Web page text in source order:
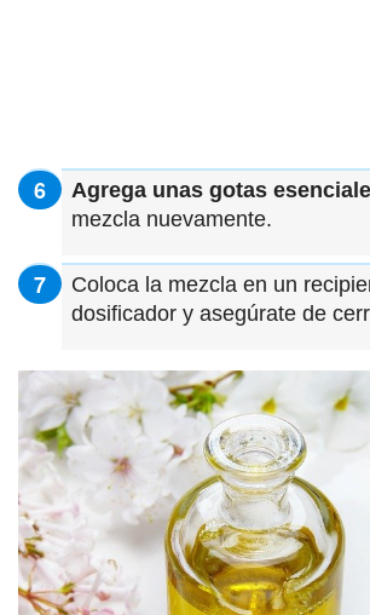
Agrega unas gotas
mezcla nuevamente.
Coloca la mezcla en un
dosificador y asegúrate de